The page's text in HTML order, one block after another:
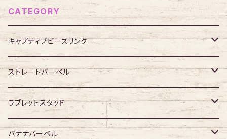
CATEGORY
キャプティブビーズリング
316Lサージカルステンレス
ジュエル無し
ジュエル有り
サージカルチタン
ジュエル無し
アクリル・その他
ストレートバーベル
316Lサージカルステンレス
ジュエル無し
サージカルチタン
ラブレットスタッド
316Lサージカルステンレス
バナナバーベル